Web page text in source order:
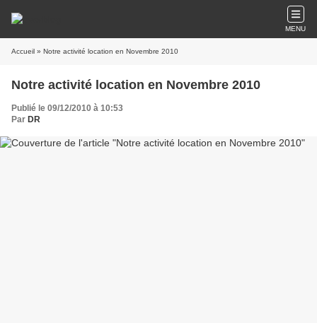
MENU
Accueil » Notre activité location en Novembre 2010
Notre activité location en Novembre 2010
Publié le 09/12/2010 à 10:53
Par DR